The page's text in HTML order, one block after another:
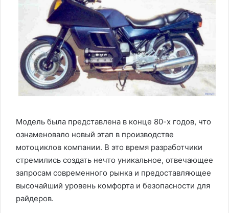
Модель была представлена в конце 80-х годов, что
ознаменовало новый этап в производстве
мотоциклов компании. В это время разработчики
стремились создать нечто уникальное, отвечающее
запросам современного рынка и предоставляющее
высочайший уровень комфорта и безопасности для
райдеров.